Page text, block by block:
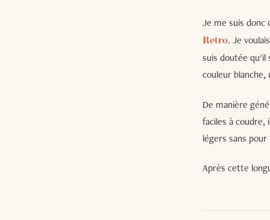
Je me suis
Retro. Je
suis doutée qu'il
couleur blanche,
De manière
faciles à
légers sans
Après cette